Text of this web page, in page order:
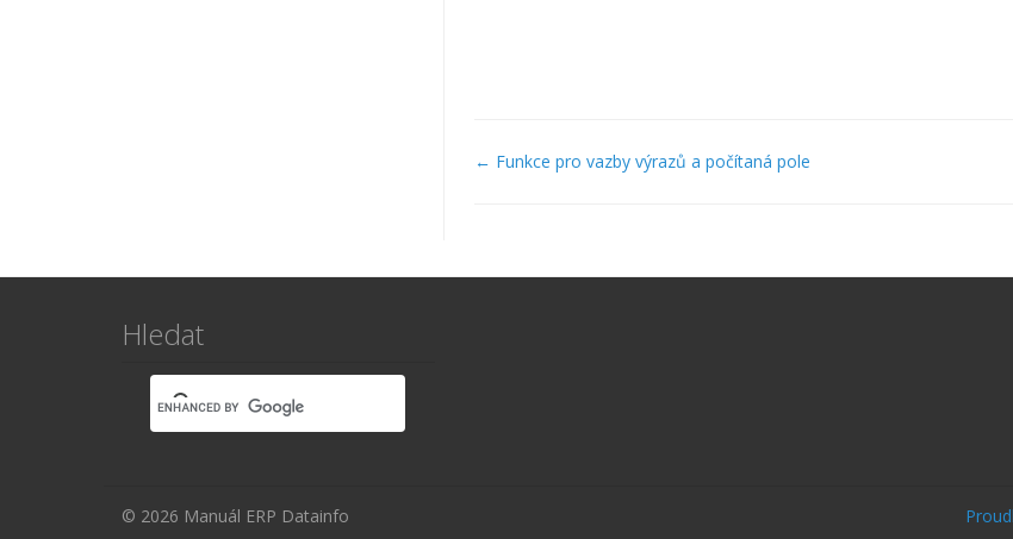
Navigace
← Funkce pro vazby výrazů a počítaná pole
Hledat
© 2026 Manuál ERP Datainfo